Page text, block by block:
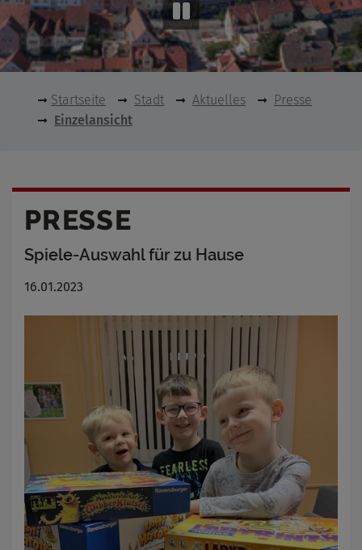
Startseite Stadt Aktuelles
Presse
Einzelansicht
PRESSE
Spiele-Auswahl für zu Hause
16.01.2023